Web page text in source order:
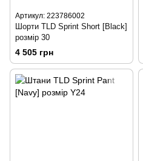
Артикул: 223786002
Шорти TLD Sprint Short [Black]
розмір 30
4 505 грн